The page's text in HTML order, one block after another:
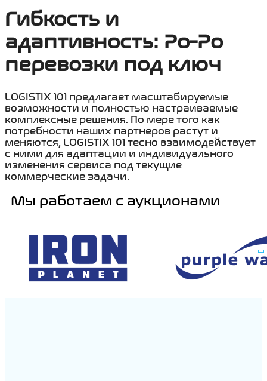
Гибкость и
адаптивность: Ро-Ро
перевозки под ключ
LOGISTIX 101 предлагает масштабируемые
возможности и полностью настраиваемые
комплексные решения. По мере того как
потребности наших партнеров растут и
меняются, LOGISTIX 101 тесно взаимодействует
с ними для адаптации и индивидуального
изменения сервиса под текущие
коммерческие задачи.
Мы работаем с аукционами